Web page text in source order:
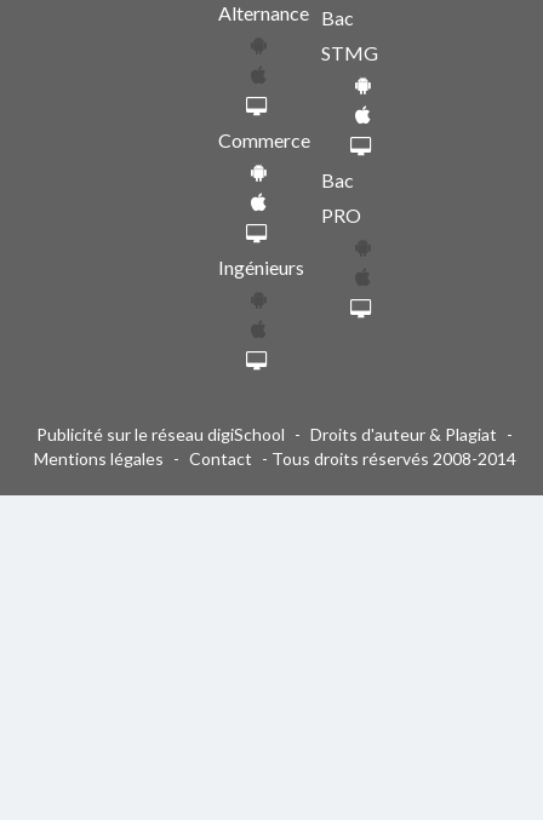
Alternance
Commerce
Ingénieurs
Bac
STMG
Bac
PRO
Publicité sur le réseau digiSchool - Droits d'auteur & Plagiat -
Mentions légales - Contact - Tous droits réservés 2008-2014